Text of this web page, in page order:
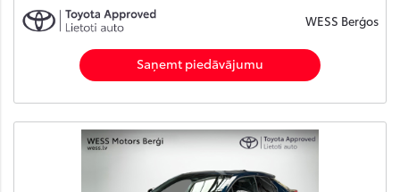
WESS Berģos
Saņemt piedāvājumu